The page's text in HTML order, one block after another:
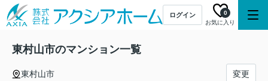
ログイン
お気に入り
0
東村山市のマンション一覧
東村山市 変更